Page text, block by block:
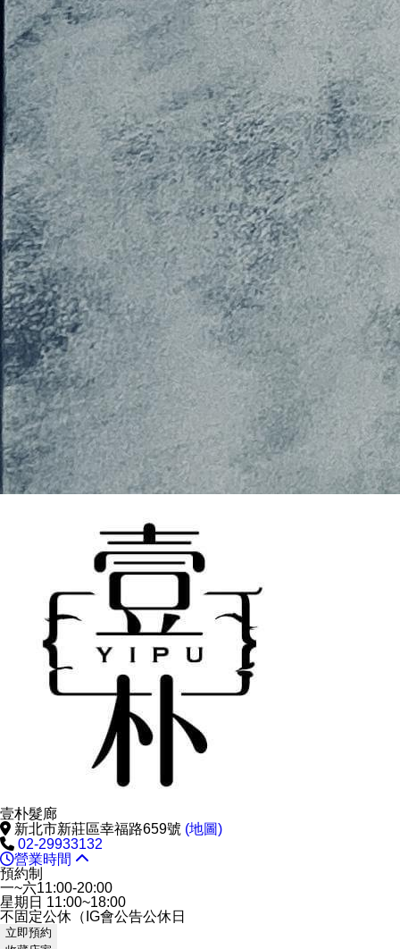
壹朴髮廊
新北市新莊區幸福路659號 (地圖)
02-29933132
營業時間
預約制
一~六11:00-20:00
星期日 11:00~18:00
不固定公休（IG會公告公休日
立即預約